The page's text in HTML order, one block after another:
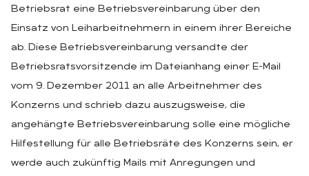
Betriebsrat eine Betriebsvereinbarung über den
Einsatz von Leiharbeitnehmern in einem ihrer Bereiche
ab. Diese Betriebsvereinbarung versandte der
Betriebsratsvorsitzende im Dateianhang einer E-Mail
vom 9. Dezember 2011 an alle Arbeitnehmer des
Konzerns und schrieb dazu auszugsweise, die
angehängte Betriebsvereinbarung solle eine mögliche
Hilfestellung für alle Betriebsräte des Konzerns sein, er
werde auch zukünftig Mails mit Anregungen und